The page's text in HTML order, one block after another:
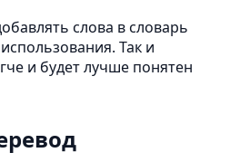
слова в словарь
Так и
и будет лучше понятен